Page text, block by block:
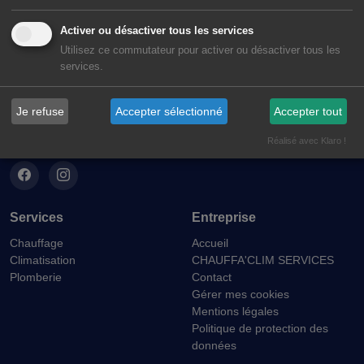
Chauffa'Clim
4 Rue des Potiers d'Etain, F-57070 METZ (FRANCE)
Services
Chauffage
Climatisation
Plomberie
Entreprise
Accueil
CHAUFFA'CLIM SERVICES
Contact
Gérer mes cookies
Mentions légales
Politique de protection des
données
Activer ou désactiver tous les services
Utilisez ce commutateur pour activer ou désactiver tous les
services.
Je refuse Accepter sélectionné Accepter tout
Réalisé avec Klaro !